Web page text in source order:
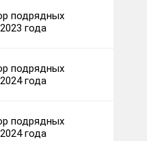
подрядных
года
подрядных
года
подрядных
года